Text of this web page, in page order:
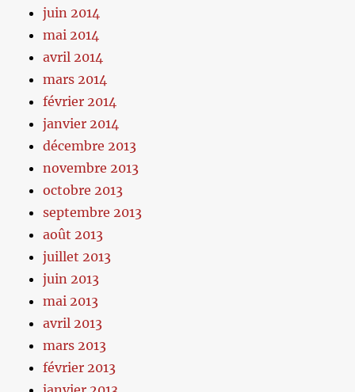
juin 2014
mai 2014
avril 2014
mars 2014
février 2014
janvier 2014
décembre 2013
novembre 2013
octobre 2013
septembre 2013
août 2013
juillet 2013
juin 2013
mai 2013
avril 2013
mars 2013
février 2013